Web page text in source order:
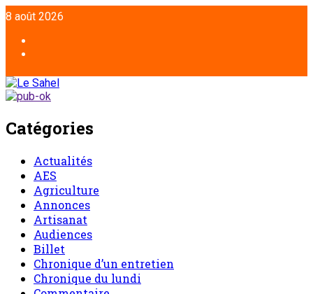
8 août 2026
Catégories
Actualités
AES
Agriculture
Annonces
Artisanat
Audiences
Billet
Chronique d’un entretien
Chronique du lundi